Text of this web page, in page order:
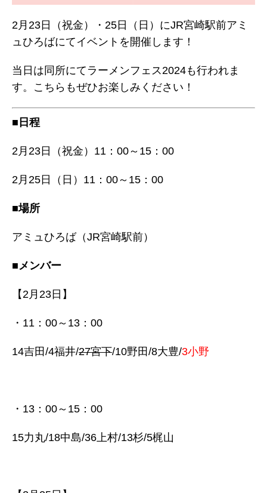
2月23日（祝金）・25日（日）にJR宮崎駅前アミ
ュひろばにてイベントを開催します！
当日は同所にてラーメンフェス2024も行われま
す。こちらもぜひお楽しみください！
■日程
2月23日（祝金）11：00～15：00
2月25日（日）11：00～15：00
■場所
アミュひろば（JR宮崎駅前）
■メンバー
【2月23日】
・11：00～13：00
14吉田/4福井/27宮下/10野田/8大豊/3小野
・13：00～15：00
15力丸/18中島/36上村/13杉/5梶山